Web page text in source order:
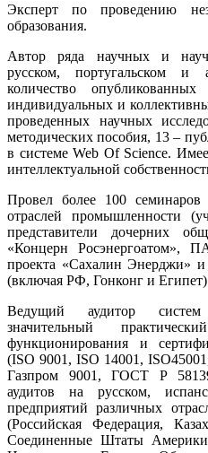
Эксперт по проведению
образования.
Автор ряда научных и
русском, португальском и
количество
индивидуальных и
проведенных научных
методических пособия, 13 –
в системе Web Of Science.
интеллектуальной
Провел более 100 семинаров
отраслей промышленности
представители дочерних
«Концерн
проекта «Сахалин Энерджи»
(включая РФ, Гонконг и
Ведущий аудитор
значительный
функционирования и
(ISO 9001, ISO 14001,
Газпром 9001, ГОСТ Р
аудитов на русском,
предприятий различных
(Российская Федерация,
Соединенные Штаты